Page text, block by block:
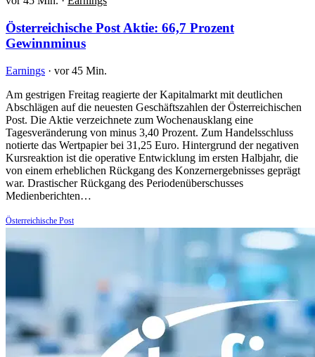
Österreichische Post Aktie: 66,7 Prozent
Gewinnminus
Earnings · vor 45 Min.
Am gestrigen Freitag reagierte der Kapitalmarkt mit deutlichen
Abschlägen auf die neuesten Geschäftszahlen der Österreichischen
Post. Die Aktie verzeichnete zum Wochenausklang eine
Tagesveränderung von minus 3,40 Prozent. Zum Handelsschluss
notierte das Wertpapier bei 31,25 Euro. Hintergrund der negativen
Kursreaktion ist die operative Entwicklung im ersten Halbjahr, die
von einem erheblichen Rückgang des Konzernergebnisses geprägt
war. Drastischer Rückgang des Periodenüberschusses
Medienberichten…
Österreichische Post